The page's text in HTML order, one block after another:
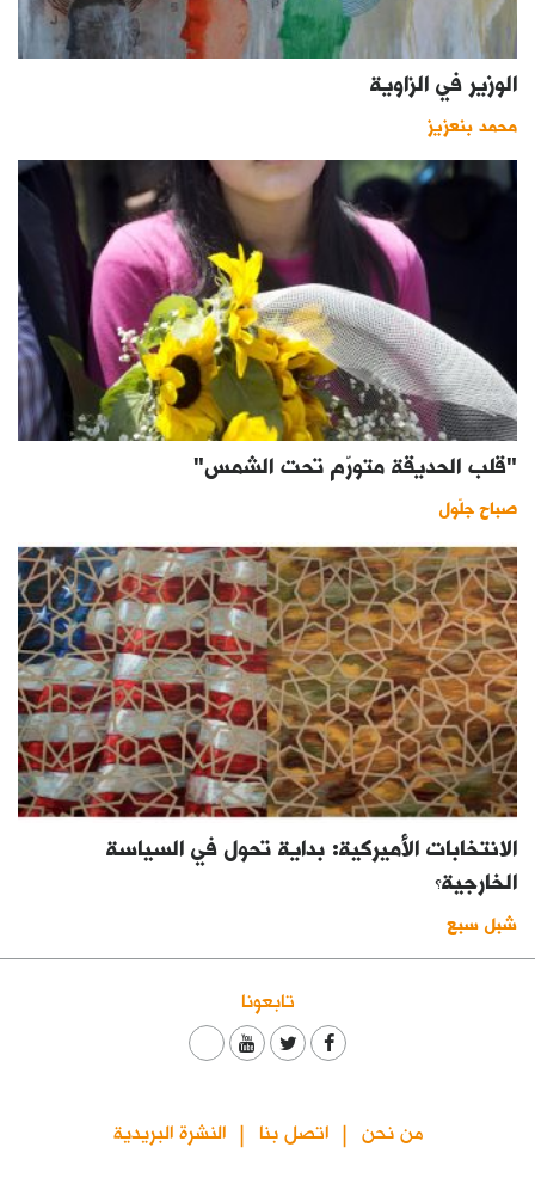
الوزير في الزاوية
محمد بنعزيز
"قلب الحديقة متورّم تحت الشمس"
صباح جلّول
الانتخابات الأميركية: بداية تحول في السياسة
الخارجية؟
شبل سبع
تابعونا
من نحن اتصل بنا النشرة البريدية